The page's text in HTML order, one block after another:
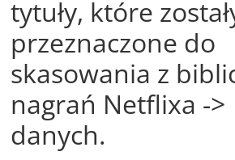
tytuły, które
przeznaczone do
skasowania z
nagrań Netflixa -
danych.